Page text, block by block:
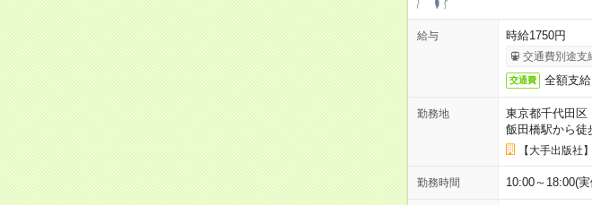
給与 時給1750円
交通費別途支
交通費 全額支給
勤務地
東京都千代田区
飯田橋駅から徒
【大手出版社
勤務時間 10:00～18:00(